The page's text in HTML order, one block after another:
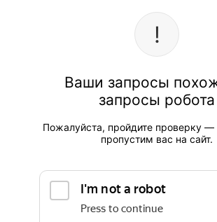
Ваши запросы
запросы робота
Пожалуйста, пройдите проверку
пропустим вас на сайт.